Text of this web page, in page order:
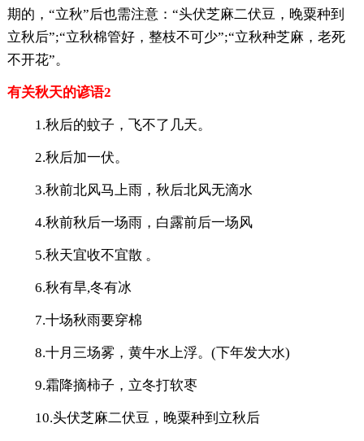
期的，“立秋”后也需注意：“头伏芝麻二伏豆，晚粟种到
立秋后”;“立秋棉管好，整枝不可少”;“立秋种芝麻，老死
不开花”。
有关秋天的谚语2
1.秋后的蚊子，飞不了几天。
2.秋后加一伏。
3.秋前北风马上雨，秋后北风无滴水
4.秋前秋后一场雨，白露前后一场风
5.秋天宜收不宜散 。
6.秋有旱,冬有冰
7.十场秋雨要穿棉
8.十月三场雾，黄牛水上浮。(下年发大水)
9.霜降摘柿子，立冬打软枣
10.头伏芝麻二伏豆，晚粟种到立秋后